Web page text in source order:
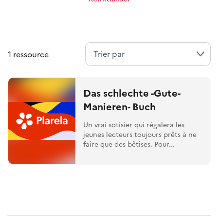
1 ressource
Das schlechte -Gute-
Manieren- Buch
Un vrai sotisier qui régalera les
jeunes lecteurs toujours prêts à ne
faire que des bêtises. Pour...